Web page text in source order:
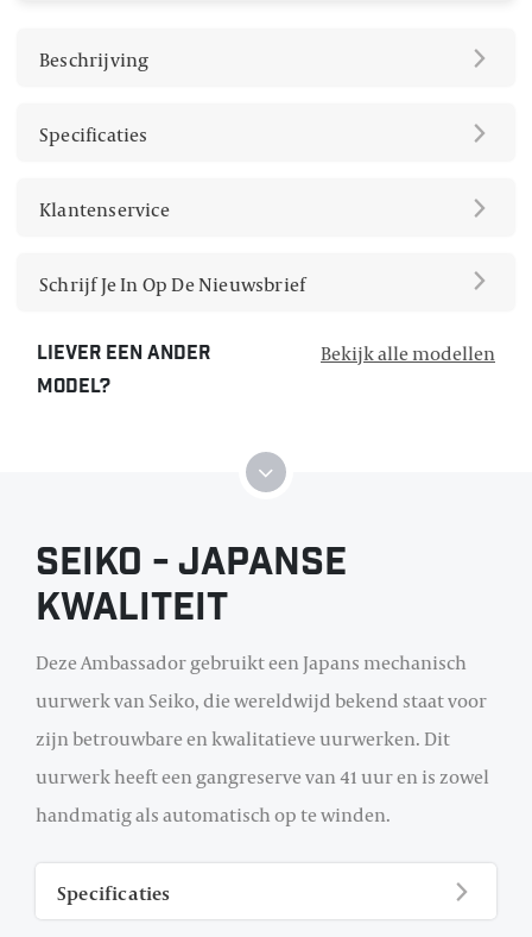
Beschrijving
Specificaties
Klantenservice
Schrijf Je In Op De Nieuwsbrief
Liever een ander
model?
Bekijk alle modellen
Seiko - Japanse
Kwaliteit
Deze Ambassador gebruikt een Japans mechanisch
uurwerk van Seiko, die wereldwijd bekend staat voor
zijn betrouwbare en kwalitatieve uurwerken. Dit
uurwerk heeft een gangreserve van 41 uur en is zowel
handmatig als automatisch op te winden.
Specificaties